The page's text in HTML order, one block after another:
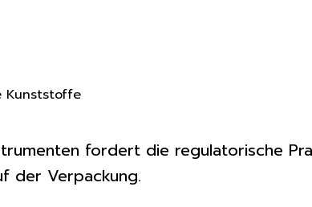
Kunststoffe
fordert die regulatorische
der Verpackung.